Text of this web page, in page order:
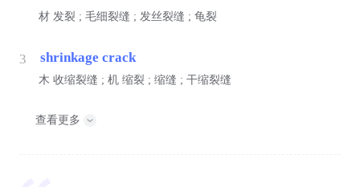
材 发裂 ; 毛细裂缝 ; 发丝裂缝 ; 龟裂
3 shrinkage crack
木 收缩裂缝 ; 机 缩裂 ; 缩缝 ; 干缩裂缝
查看更多